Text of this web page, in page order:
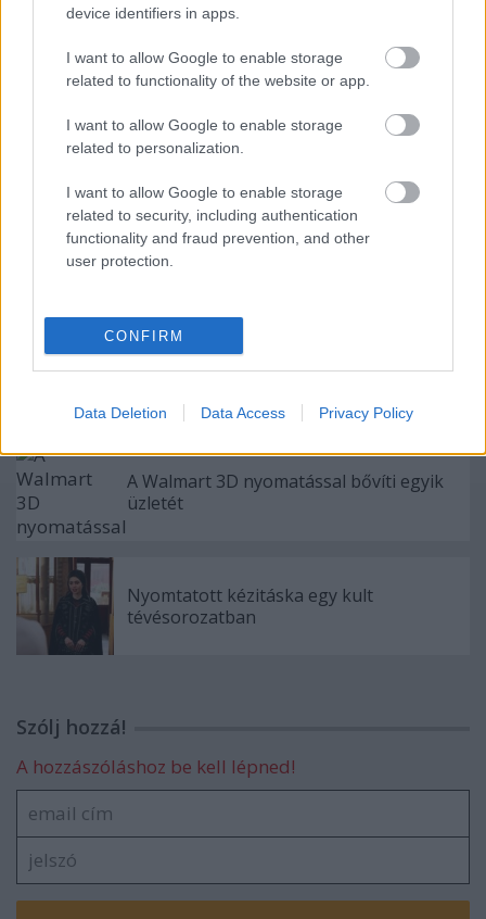
device identifiers in apps.
I want to allow Google to enable storage
related to functionality of the website or app.
I want to allow Google to enable storage
related to personalization.
I want to allow Google to enable storage
related to security, including authentication
functionality and fraud prevention, and other
user protection.
CONFIRM
Data Deletion Data Access Privacy Policy
Ajánlott bejegyzések:
A FreeDee mostantól ADMASYS HU
Műholdfejlesztés INTAMSYS additív
Biden egyik legújabb intézkedése a 3D
A Walmart 3D nyomatással bővíti egyik
üzletét
Nyomtatott kézitáska egy kult
tévésorozatban
Szólj hozzá!
A hozzászóláshoz be kell lépned!